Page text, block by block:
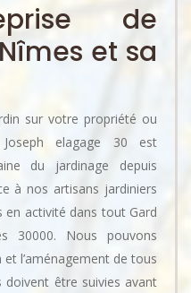
de
et sa
sur votre propriété ou
elagage 30 est
du jardinage depuis
à nos artisans jardiniers
activité dans tout Gard
30000. Nous pouvons
l’aménagement de tous
doivent être suivies avant